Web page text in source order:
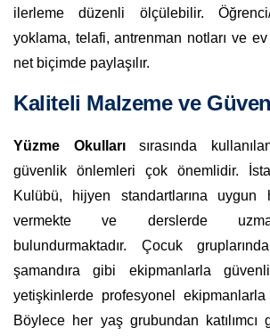
ilerleme düzenli ölçülebilir.
yoklama, telafi, antrenman notları ve
net biçimde paylaşılır.
Kaliteli Malzeme ve
Yüzme Okullarısırasında
güvenlik önlemleri çok önemlidir.
Kulübü, hijyen standartlarına uygun
vermekte ve derslerde
bulundurmaktadır. Çocuk
şamandıra gibi ekipmanlarla
yetişkinlerde profesyonel
Böylece her yaş grubundan katılımcı